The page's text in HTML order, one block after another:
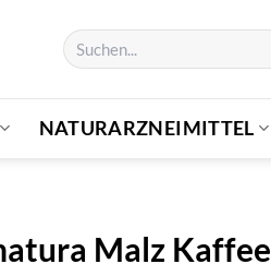
Suchen
nach:
NATURARZNEIMITTEL
Malz Kaffee